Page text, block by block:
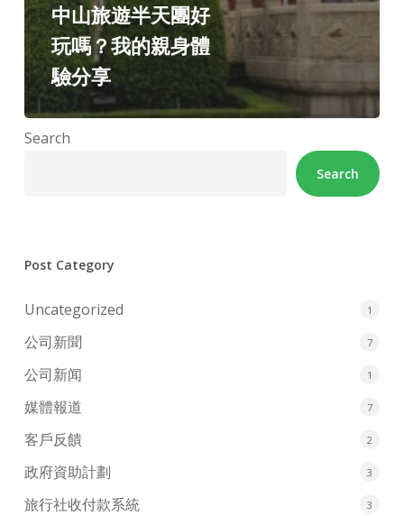
中山旅遊半天團好
玩嗎？我的親身體
驗分享
Search
Search
Post Category
Uncategorized 1
公司新聞 7
公司新闻 1
媒體報道 7
客戶反饋 2
政府資助計劃 3
旅行社收付款系統 3